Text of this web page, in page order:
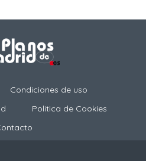
Condiciones de uso
Politica de Cookies